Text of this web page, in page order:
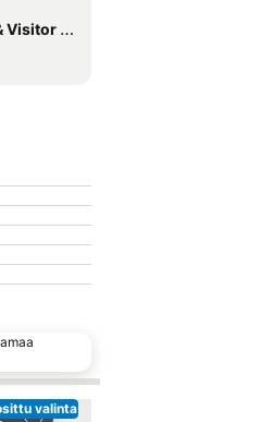
Centre
valinta
Lisää suosikkeihin